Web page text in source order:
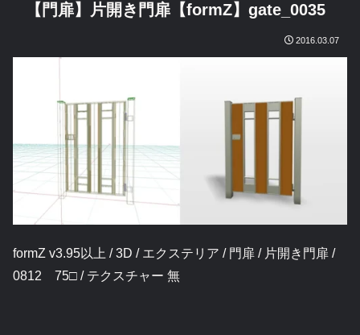
【門扉】片開き門扉【formZ】gate_0035
2016.03.07
formZ v3.95以上 / 3D / エクステリア / 門扉 / 片開き門扉 /
0812 75□ / テクスチャー 無